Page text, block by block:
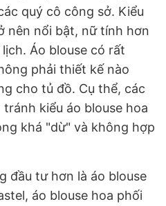
quý cô công sở. Kiểu
nên nổi bật, nữ tính hơn
Áo blouse có rất
phải thiết kế nào
cho tủ đồ. Cụ thể, các
kiểu áo blouse hoa
khá "dừ" và không hợp
đầu tư hơn là áo blouse
áo blouse hoa phối